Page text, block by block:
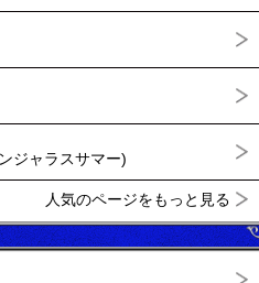
ジャラスサマー)
人気のページをもっと見る